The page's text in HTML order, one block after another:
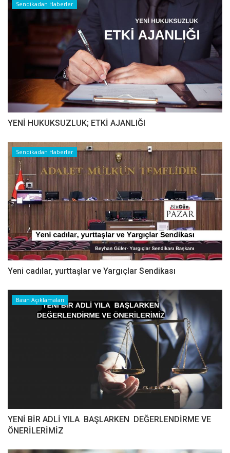
Sendikadan Haberler
YENİ HUKUKSUZLUK; ETKİ AJANLIĞI
Sendikadan Haberler
Yeni cadılar, yurttaşlar ve Yargıçlar Sendikası
Basın Açıklamaları
YENİ BİR ADLİ YILA BAŞLARKEN DEĞERLENDİRME VE
ÖNERİLERİMİZ